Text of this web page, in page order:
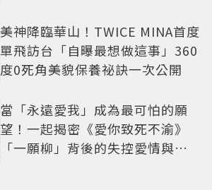
美神降臨華山！TWICE MINA首度
單飛訪台「自曝最想做這事」360
度0死角美貌保養祕訣一次公開
當「永遠愛我」成為最可怕的願
望！一起揭密《愛你致死不渝》
「一願柳」背後的失控愛情與爆